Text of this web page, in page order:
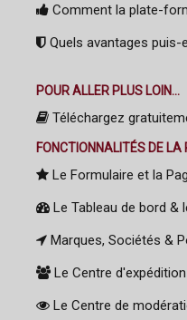
Comment la plate-
Quels avantages puis-
POUR ALLER PLUS LOIN...
Téléchargez
FONCTIONNALITÉS DE LA
Le Formulaire et la
Le Tableau de bord &
Marques, Sociétés &
Le Centre d'expédition
Le Centre de